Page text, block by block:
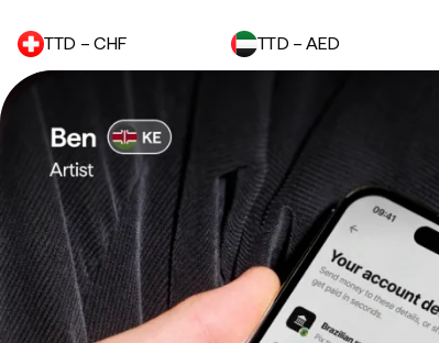
TTD – CHF TTD – AED